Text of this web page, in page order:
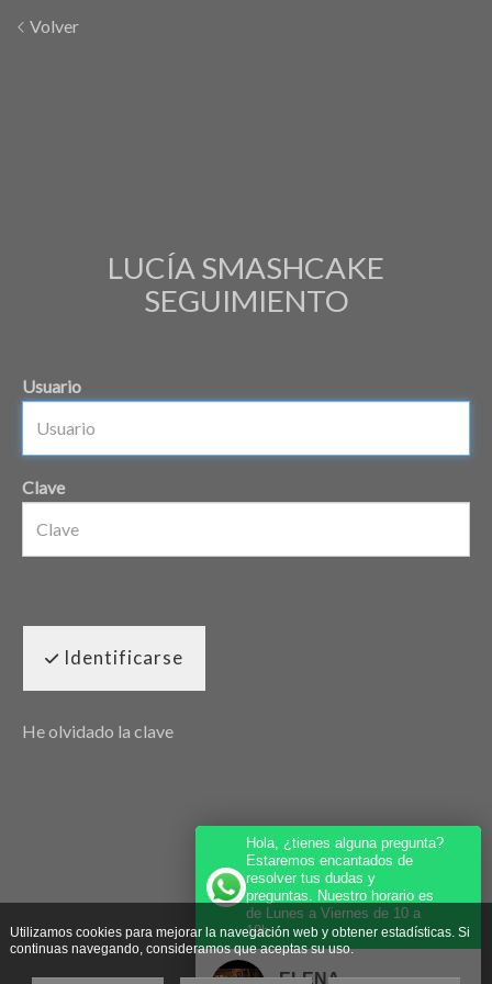
Volver
LUCÍA SMASHCAKE
SEGUIMIENTO
Usuario
Clave
Identificarse
He olvidado la clave
Utilizamos cookies para mejorar la navegación web y obtener estadísticas. Si
continuas navegando, consideramos que aceptas su uso.
Hola, ¿tienes alguna pregunta?
Estaremos encantados de
resolver tus dudas y
preguntas. Nuestro horario es
de Lunes a Viernes de 10 a
19h.
ELENA